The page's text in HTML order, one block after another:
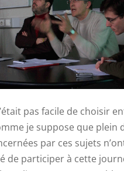
pas facile de choisir
je suppose que plein
par ces sujets
de participer à cette